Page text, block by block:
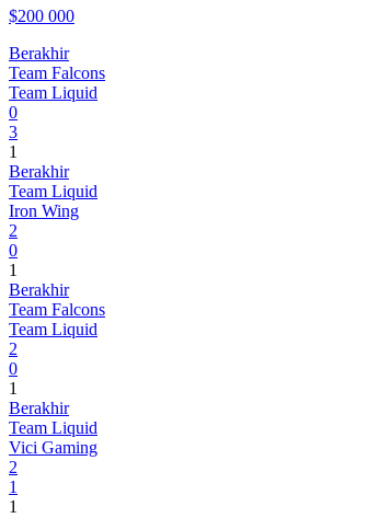
$200 000
Berakhir
Team Falcons
Team Liquid
0
3
1
Berakhir
Team Liquid
Iron Wing
2
0
1
Berakhir
Team Falcons
Team Liquid
2
0
1
Berakhir
Team Liquid
Vici Gaming
2
1
1